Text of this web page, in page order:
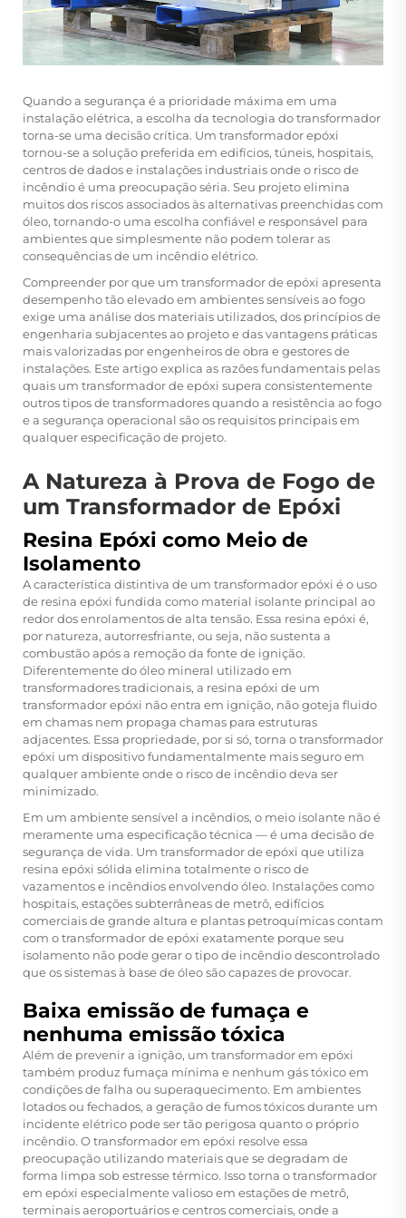
Quando a segurança é a prioridade máxima em uma
instalação elétrica, a escolha da tecnologia do transformador
torna-se uma decisão crítica. Um transformador epóxi
tornou-se a solução preferida em edifícios, túneis, hospitais,
centros de dados e instalações industriais onde o risco de
incêndio é uma preocupação séria. Seu projeto elimina
muitos dos riscos associados às alternativas preenchidas com
óleo, tornando-o uma escolha confiável e responsável para
ambientes que simplesmente não podem tolerar as
consequências de um incêndio elétrico.
Compreender por que um transformador de epóxi apresenta
desempenho tão elevado em ambientes sensíveis ao fogo
exige uma análise dos materiais utilizados, dos princípios de
engenharia subjacentes ao projeto e das vantagens práticas
mais valorizadas por engenheiros de obra e gestores de
instalações. Este artigo explica as razões fundamentais pelas
quais um transformador de epóxi supera consistentemente
outros tipos de transformadores quando a resistência ao fogo
e a segurança operacional são os requisitos principais em
qualquer especificação de projeto.
A Natureza à Prova de Fogo de
um Transformador de Epóxi
Resina Epóxi como Meio de
Isolamento
A característica distintiva de um transformador epóxi é o uso
de resina epóxi fundida como material isolante principal ao
redor dos enrolamentos de alta tensão. Essa resina epóxi é,
por natureza, autorresfriante, ou seja, não sustenta a
combustão após a remoção da fonte de ignição.
Diferentemente do óleo mineral utilizado em
transformadores tradicionais, a resina epóxi de um
transformador epóxi não entra em ignição, não goteja fluido
em chamas nem propaga chamas para estruturas
adjacentes. Essa propriedade, por si só, torna o transformador
epóxi um dispositivo fundamentalmente mais seguro em
qualquer ambiente onde o risco de incêndio deva ser
minimizado.
Em um ambiente sensível a incêndios, o meio isolante não é
meramente uma especificação técnica — é uma decisão de
segurança de vida. Um transformador de epóxi que utiliza
resina epóxi sólida elimina totalmente o risco de
vazamentos e incêndios envolvendo óleo. Instalações como
hospitais, estações subterrâneas de metrô, edifícios
comerciais de grande altura e plantas petroquímicas contam
com o transformador de epóxi exatamente porque seu
isolamento não pode gerar o tipo de incêndio descontrolado
que os sistemas à base de óleo são capazes de provocar.
Baixa emissão de fumaça e
nenhuma emissão tóxica
Além de prevenir a ignição, um transformador em epóxi
também produz fumaça mínima e nenhum gás tóxico em
condições de falha ou superaquecimento. Em ambientes
lotados ou fechados, a geração de fumos tóxicos durante um
incidente elétrico pode ser tão perigosa quanto o próprio
incêndio. O transformador em epóxi resolve essa
preocupação utilizando materiais que se degradam de
forma limpa sob estresse térmico. Isso torna o transformador
em epóxi especialmente valioso em estações de metrô,
terminais aeroportuários e centros comerciais, onde a